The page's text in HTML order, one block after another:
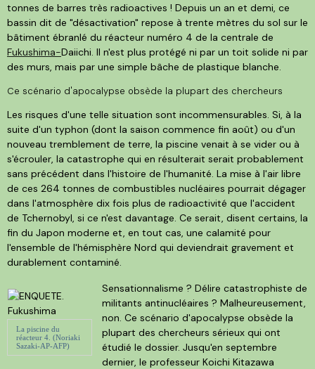
tonnes de barres très radioactives ! Depuis un an et demi, ce
bassin dit de "désactivation" repose à trente mètres du sol sur le
bâtiment ébranlé du réacteur numéro 4 de la centrale de
Fukushima-Daiichi. Il n'est plus protégé ni par un toit solide ni par
des murs, mais par une simple bâche de plastique blanche.
Ce scénario d'apocalypse obsède la plupart des chercheurs
Les risques d'une telle situation sont incommensurables. Si, à la
suite d'un typhon (dont la saison commence fin août) ou d'un
nouveau tremblement de terre, la piscine venait à se vider ou à
s'écrouler, la catastrophe qui en résulterait serait probablement
sans précédent dans l'histoire de l'humanité. La mise à l'air libre
de ces 264 tonnes de combustibles nucléaires pourrait dégager
dans l'atmosphère dix fois plus de radioactivité que l'accident
de Tchernobyl, si ce n'est davantage. Ce serait, disent certains, la
fin du Japon moderne et, en tout cas, une calamité pour
l'ensemble de l'hémisphère Nord qui deviendrait gravement et
durablement contaminé.
La piscine du
réacteur 4. (Noriaki
Sazaki-AP-AFP)
Sensationnalisme ? Délire catastrophiste de
militants antinucléaires ? Malheureusement,
non. Ce scénario d'apocalypse obsède la
plupart des chercheurs sérieux qui ont
étudié le dossier. Jusqu'en septembre
dernier, le professeur Koichi Kitazawa